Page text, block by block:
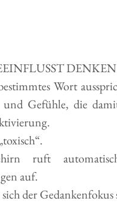
DENKEN
Wort
und Gefühle, die
ruft
auf.
der